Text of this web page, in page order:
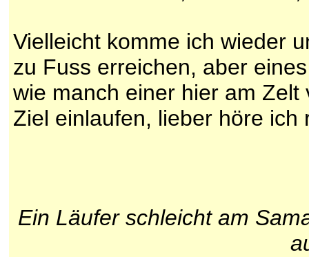
Vielleicht komme ich wieder
zu Fuss erreichen, aber
wie manch einer hier am
Ziel einlaufen, lieber höre ich
Ein Läufer schleicht am